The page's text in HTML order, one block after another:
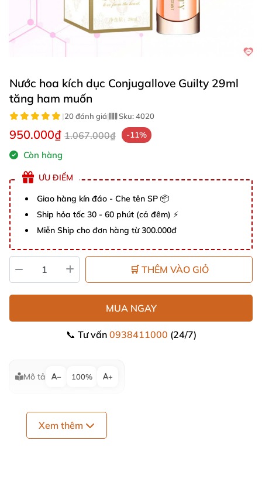
Nước hoa kích dục Conjugallove Guilty 29ml
tăng ham muốn
|20 đánh giá| Sku:4020
950.000₫ 1.067.000₫ -11%
Còn hàng
ƯU ĐIỂM
Giao hàng kín đáo - Che tên SP 📦
Ship hỏa tốc 30 - 60 phút (cả đêm) ⚡
Miễn Ship cho đơn hàng từ 300.000đ
🛒 THÊM VÀO GIỎ
MUA NGAY
📞 Tư vấn 0938411000 (24/7)
Mô tả − 100% +
Xem thêm